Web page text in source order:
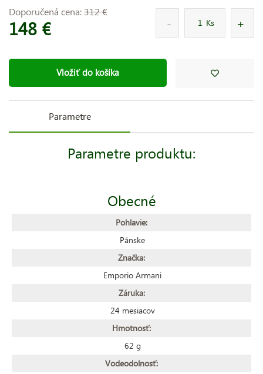
Doporučená cena:312 €
148 € Ks
Vložiť do košíka
Parametre
Parametre produktu:
Obecné
Pohlavie:
Pánske
Značka:
Emporio Armani
Záruka:
24 mesiacov
Hmotnosť:
62 g
Vodeodolnosť: